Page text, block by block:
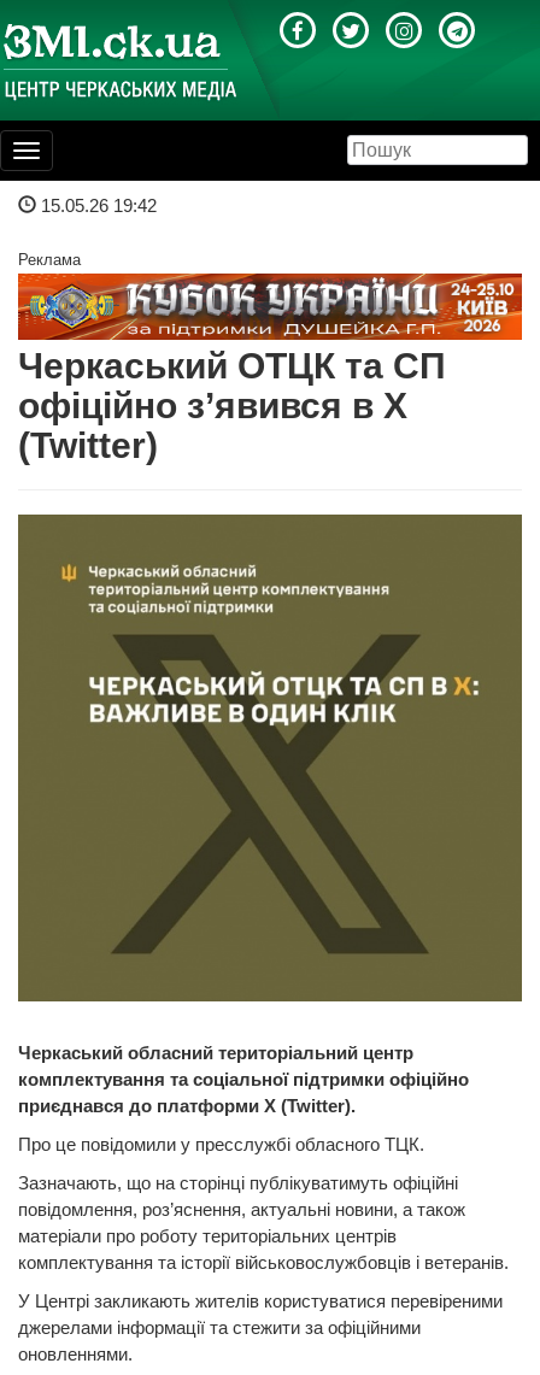
Toggle
navigation
15.05.26 19:42
Реклама
Черкаський ОТЦК та СП
офіційно з’явився в Х
(Twitter)
Черкаський обласний територіальний центр
комплектування та соціальної підтримки офіційно
приєднався до платформи Х (Twitter).
Про це повідомили у пресслужбі обласного ТЦК.
Зазначають, що на сторінці публікуватимуть офіційні
повідомлення, роз’яснення, актуальні новини, а також
матеріали про роботу територіальних центрів
комплектування та історії військовослужбовців і ветеранів.
У Центрі закликають жителів користуватися перевіреними
джерелами інформації та стежити за офіційними
оновленнями.